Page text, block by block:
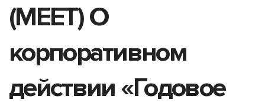
(MEET) О
корпоративном
действии «Годовое